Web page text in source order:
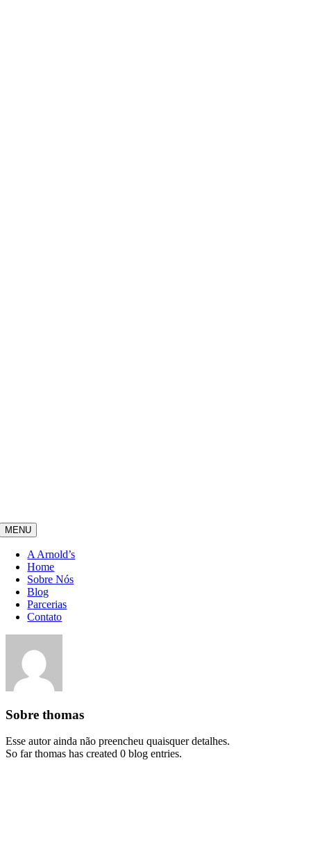
MENU
A Arnold’s
Home
Sobre Nós
Blog
Parcerias
Contato
Sobre thomas
Esse autor ainda não preencheu quaisquer detalhes.
So far thomas has created 0 blog entries.